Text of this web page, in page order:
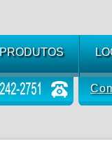
PRODUTOS